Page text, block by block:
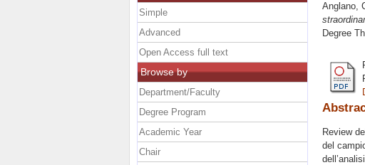
Anglano,
Degree
Review
del
Simple
Advanced
Open Access full text
Browse by
Department/Faculty
Degree Program
Academic Year
Chair